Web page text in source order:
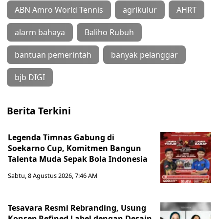
ABN Amro World Tennis agrikulur AHRT
alarm bahaya Baliho Rubuh
bantuan pemerintah banyak pelanggar
bjb DIGI
Berita Terkini
Legenda Timnas Gabung di
Soekarno Cup, Komitmen Bangun
Talenta Muda Sepak Bola Indonesia
Sabtu, 8 Agustus 2026, 7:46 AM
Tesavara Resmi Rebranding, Usung